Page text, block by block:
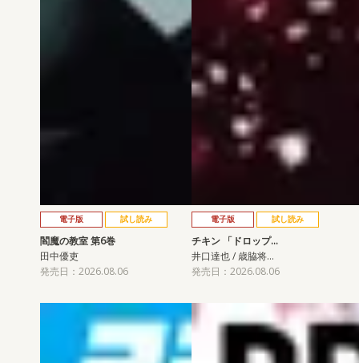
電子版 試し読み
閻魔の教室 第6巻
田中優吏
発売日：2026.08.06
電子版 試し読み
チキン 「ドロップ…
井口達也 / 歳脇将…
発売日：2026.08.06